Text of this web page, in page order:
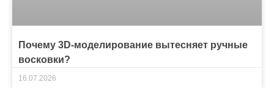
Почему 3D-моделирование вытесняет ручные
восковки?
16.07.2026